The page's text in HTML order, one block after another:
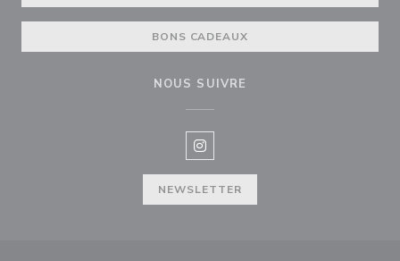
BONS CADEAUX
NOUS SUIVRE
Instagram ((ouvre une nouvelle
NEWSLETTER